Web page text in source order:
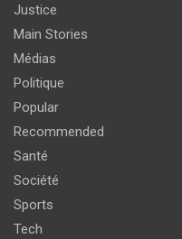
Justice
Main Stories
Médias
Politique
Popular
Recommended
Santé
Société
Sports
Tech